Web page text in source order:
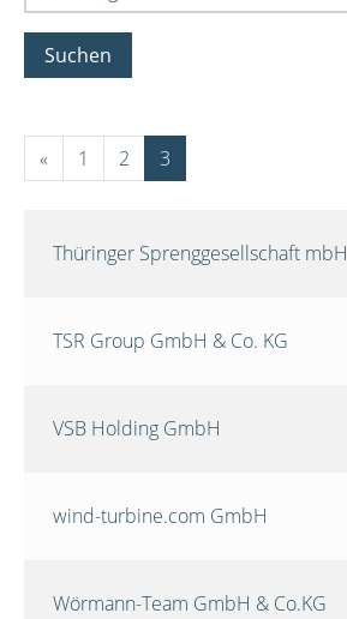
Suchen
« 1 2 3
Thüringer Sprenggesellschaft mbH
TSR Group GmbH & Co. KG
VSB Holding GmbH
wind-turbine.com GmbH
Wörmann-Team GmbH & Co.KG